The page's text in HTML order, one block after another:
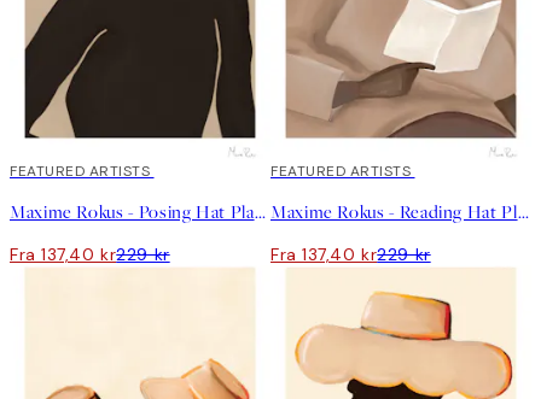
40%*
FEATURED ARTISTS
Maxime Rokus - Posing Hat Plakat
Fra 137,40 kr229 kr
40%*
FEATURED ARTISTS
Maxime Rokus - Reading Hat Plakat
Fra 137,40 kr229 kr